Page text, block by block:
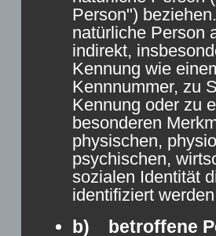
Person")
natürliche Person
indirekt,
Kennung wie
Kennnummer, zu
Kennung oder zu
besonderen
physischen,
psychischen,
sozialen Identität
identifiziert
b) betroffene